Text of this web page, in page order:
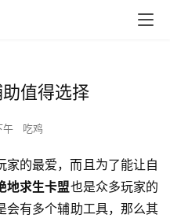
值得选择
午 吃鸡
家的最爱，而且为了能让自
地求生卡盟也是众多玩家的
会有多个辅助工具，那么其